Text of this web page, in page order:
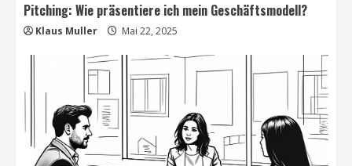
Pitching: Wie präsentiere ich mein Geschäftsmodell?
Klaus Muller Mai 22, 2025